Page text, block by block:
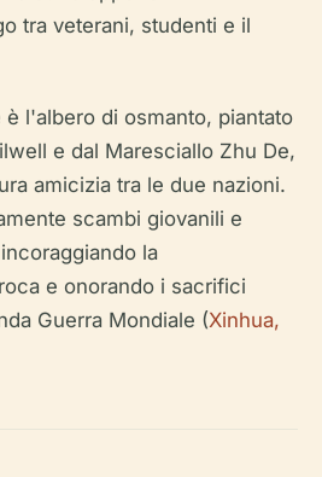
tra veterani, studenti e il
l'albero di osmanto, piantato
e dal Maresciallo Zhu De,
amicizia tra le due nazioni.
scambi giovanili e
la
e onorando i sacrifici
Guerra Mondiale (Xinhua,